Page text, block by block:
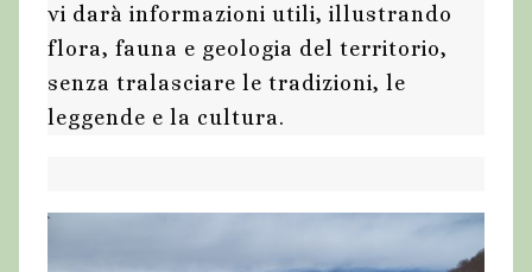
vi darà informazioni utili, illustrando
flora, fauna e geologia del territorio,
senza tralasciare le tradizioni, le
leggende e la cultura.